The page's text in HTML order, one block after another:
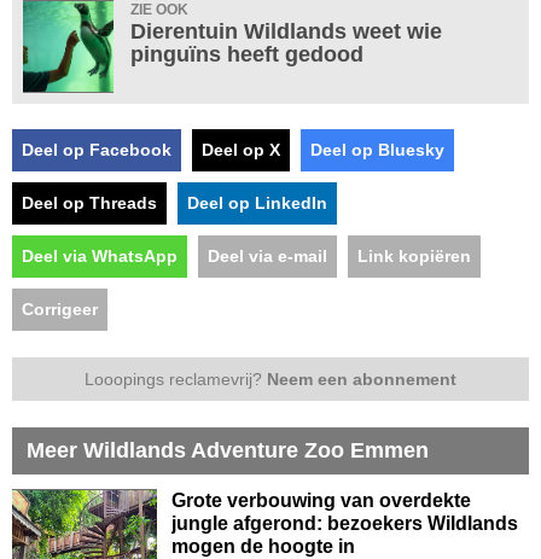
ZIE OOK
Dierentuin Wildlands weet wie
pinguïns heeft gedood
Deel op Facebook Deel op X Deel op Bluesky
Deel op Threads Deel op LinkedIn
Deel via WhatsApp Deel via e-mail Link kopiëren
Corrigeer
Looopings reclamevrij? Neem een abonnement
Meer Wildlands Adventure Zoo Emmen
Grote verbouwing van overdekte
jungle afgerond: bezoekers Wildlands
mogen de hoogte in